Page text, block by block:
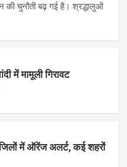
चुनौती बढ़ गई है। श्रद्धालुओं
में मामूली गिरावट
में ऑरेंज अलर्ट, कई शहरों